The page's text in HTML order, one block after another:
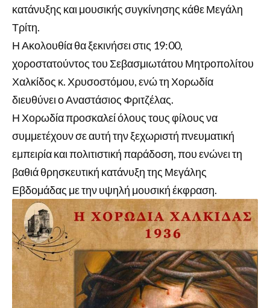
κατάνυξης και μουσικής συγκίνησης κάθε Μεγάλη
Τρίτη.
Η Ακολουθία θα ξεκινήσει στις 19:00,
χοροστατούντος του Σεβασμιωτάτου Μητροπολίτου
Χαλκίδος κ. Χρυσοστόμου, ενώ τη Χορωδία
διευθύνει ο Αναστάσιος Φριτζέλας.
Η Χορωδία προσκαλεί όλους τους φίλους να
συμμετέχουν σε αυτή την ξεχωριστή πνευματική
εμπειρία και πολιτιστική παράδοση, που ενώνει τη
βαθιά θρησκευτική κατάνυξη της Μεγάλης
Εβδομάδας με την υψηλή μουσική έκφραση.